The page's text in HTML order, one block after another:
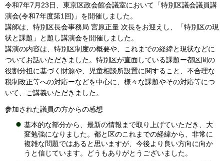
令和7年7月23日、東京区政会館会議室において「特別区議会議員講
演会(令和7年度第1回)」を開催しました。
講師は、特別区長会事務局 宮原正量 次長をお迎えし、「特別区の現
状と課題」と題し講演会を開催しました。
講演の内容は、特別区制度の概要や、これまでの経緯と現状などに
ついてお話いただきました。特別区が直面している課題ー都区間の
役割分担に基づく財源や、児童相談所設置に関すること、不合理な
税制改正等への対応ーなどを中心に、様々な課題やその対応等につ
いて、ご講義いただきました。
参加された議員の方からの感想
基本的な部分から、最新の情報まで取り上げていただき、大
変勉強になりました。都と区のこれまでの経緯から、非常に
複雑な問題ではあると思いますが、今後より良い方向に向か
うと信じています。どうもありがとうございました。